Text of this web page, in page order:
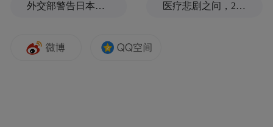
外交部警告日本：不要再次走向历史的被告席 医疗悲剧之问，2岁半患儿身亡，医生获刑1年